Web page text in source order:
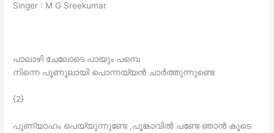
Singer : M G Sreekumar
പാലാഴി ചേലോടെ പായും പമ്പെ
നിന്നെ പൂണൂലായി പൊന്നയ്യൻ ചാർത്തുന്നുണ്ടെ
{2}
പുണ്യാഹം പെയ്യുന്നുണ്ടേ ,പൂങ്കാവിൽ പണ്ടേ ഞാൻ കൂടെ